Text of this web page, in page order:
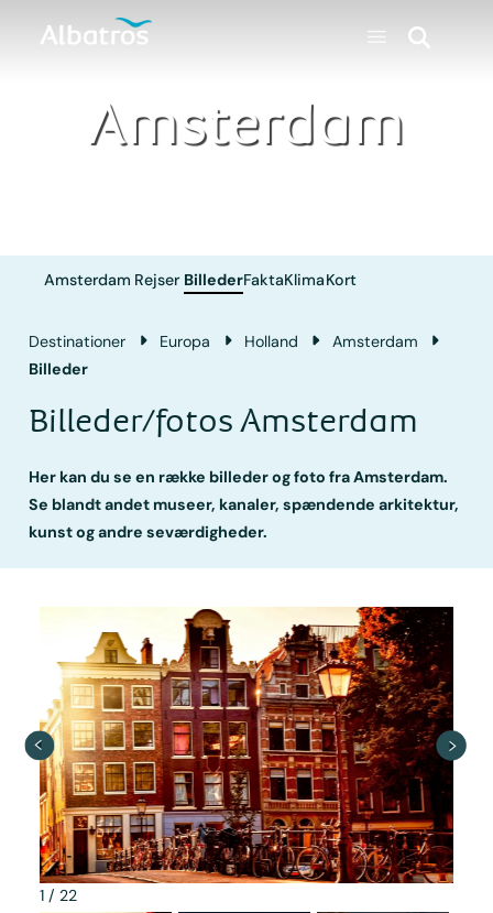
Amsterdam
Amsterdam Rejser BillederFaktaKlimaKort
Destinationer Europa Holland
Amsterdam
Billeder
Billeder/fotos Amsterdam
Her kan du se en række billeder og foto fra Amsterdam.
Se blandt andet museer, kanaler, spændende arkitektur,
kunst og andre seværdigheder.
1/ 22